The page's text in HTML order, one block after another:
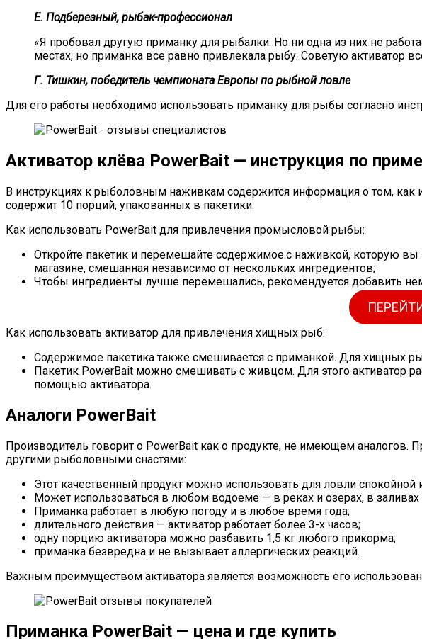
Е. Подберезный, рыбак-профессионал
«Я пробовал другую приманку для рыбалки. Но ни одна из них не
местах, но приманка все равно привлекала рыбу. Советую
Г. Тишкин, победитель чемпионата Европы по рыбной ловле
Для его работы необходимо использовать приманку для рыбы согласно
Активатор клёва PowerBait — инструкция по
В инструкциях к рыболовным наживкам содержится информация о том,
содержит 10 порций, упакованных в пакетики.
Как использовать PowerBait для привлечения промысловой рыбы:
Откройте пакетик и перемешайте содержимое.с наживкой, которую
магазине, смешанная независимо от нескольких ингредиентов;
Чтобы ингредиенты лучше перемешались, рекомендуется добавить
Как использовать активатор для привлечения хищных рыб:
Содержимое пакетика также смешивается с приманкой. Для хищных
Пакетик PowerBait можно смешивать с живцом. Для этого активатор
помощью активатора.
Аналоги PowerBait
Производитель говорит о PowerBait как о продукте, не имеющем аналогов.
другими рыболовными снастями:
Этот качественный продукт можно использовать для ловли
Может использоваться в любом водоеме — в реках и озерах, в заливах
Приманка работает в любую погоду и в любое время года;
длительного действия — активатор работает более 3-х часов;
одну порцию активатора можно разбавить 1,5 кг любого прикорма;
приманка безвредна и не вызывает аллергических реакций.
Важным преимуществом активатора является возможность его
Приманка PowerBait — цена и где купить